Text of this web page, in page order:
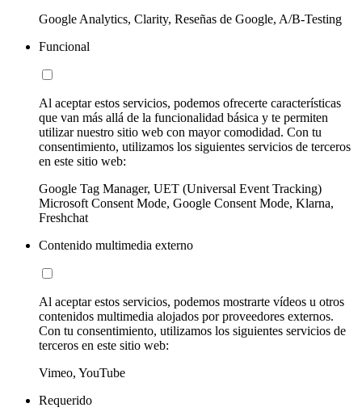
Google Analytics, Clarity, Reseñas de Google, A/B-Testing
Funcional
Al aceptar estos servicios, podemos ofrecerte características
que van más allá de la funcionalidad básica y te permiten
utilizar nuestro sitio web con mayor comodidad. Con tu
consentimiento, utilizamos los siguientes servicios de terceros
en este sitio web:
Google Tag Manager, UET (Universal Event Tracking)
Microsoft Consent Mode, Google Consent Mode, Klarna,
Freshchat
Contenido multimedia externo
Al aceptar estos servicios, podemos mostrarte vídeos u otros
contenidos multimedia alojados por proveedores externos.
Con tu consentimiento, utilizamos los siguientes servicios de
terceros en este sitio web:
Vimeo, YouTube
Requerido